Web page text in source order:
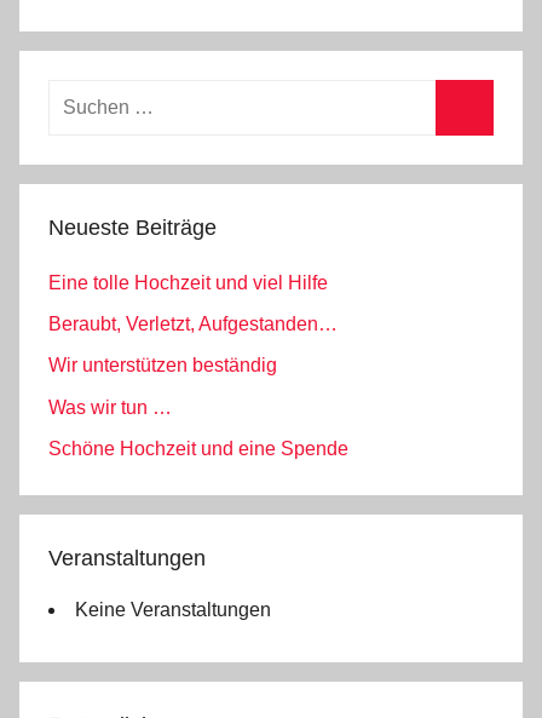
l
i
Suchen
Neueste Beiträge
Eine tolle Hochzeit und viel Hilfe
Beraubt, Verletzt, Aufgestanden…
Wir unterstützen beständig
Was wir tun …
Schöne Hochzeit und eine Spende
Veranstaltungen
Keine Veranstaltungen